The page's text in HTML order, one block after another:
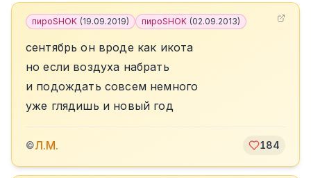
пироSHOK (19.09.2019) пироSHOK (02.09.2013)
сентябрь он вроде как икота
но если воздуха набрать
и подождать совсем немного
уже глядишь и новый год
©Л.М. 184